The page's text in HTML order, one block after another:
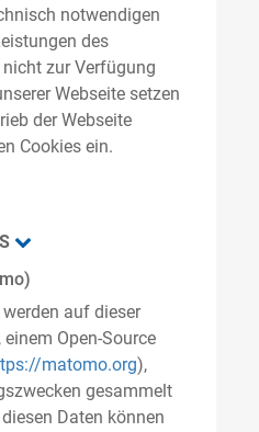
notwendigen
des
zur Verfügung
Webseite setzen
der Webseite
Cookies ein.
auf dieser
Open-Source
matomo.org),
gesammelt
Daten können